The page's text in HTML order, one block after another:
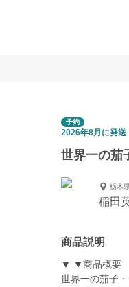
予約
2026年8月に発送
世界一の茄
栃木
稲田
商品説明
▼ ▼商品概要
世界一の茄子